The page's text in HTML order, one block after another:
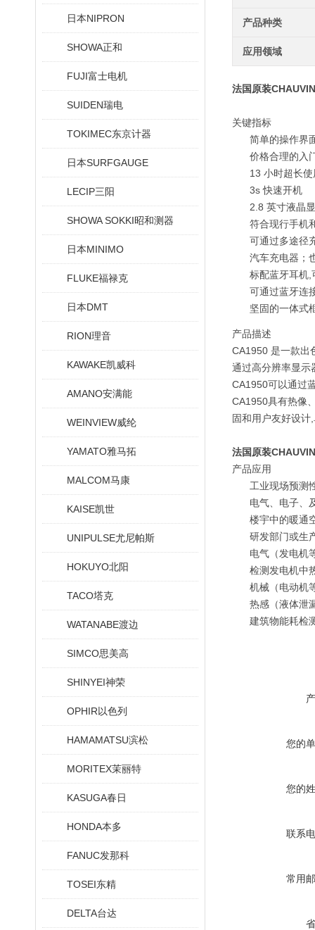
日本NIPRON
SHOWA正和
FUJI富士电机
SUIDEN瑞电
TOKIMEC东京计器
日本SURFGAUGE
LECIP三阳
SHOWA SOKKI昭和测器
日本MINIMO
FLUKE福禄克
日本DMT
RION理音
KAWAKE凯威科
AMANO安满能
WEINVIEW威纶
YAMATO雅马拓
MALCOM马康
KAISE凯世
UNIPULSE尤尼帕斯
HOKUYO北阳
TACO塔克
WATANABE渡边
SIMCO思美高
SHINYEI神荣
OPHIR以色列
HAMAMATSU滨松
MORITEX茉丽特
KASUGA春日
HONDA本多
FANUC发那科
TOSEI东精
DELTA台达
产品种类
应用领域
法国原装
关键指标
简单的操作界
价格合理的入
13 小时超长
3s 快速开机
2.8 英寸液晶
符合现行手机
可通过多途径
汽车充电器；
标配蓝牙耳机,
可通过蓝牙连
坚固的一体式
产品描述
CA1950 是一款出
通过高分辨率显示
CA1950可以通过
CA1950具有热像
固和用户友好设
法国原装
产品应用
工业现场预测
电气、电子、
楼宇中的暖通
研发部门或生
电气（发电机
检测发电机中
机械（电动机
热感（液体泄
建筑物能耗检
您的
您的
联系
常用